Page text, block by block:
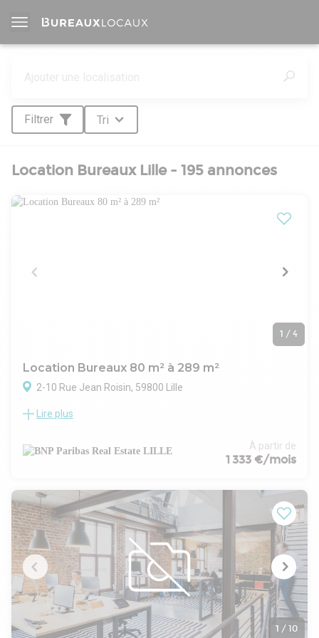
Filtrer Tri
Location Bureaux Lille - 195 annonces
1 / 4
Location Bureaux 80 m² à 289 m²
2-10 Rue Jean Roisin, 59800 Lille
LOCATION DE BUREAUX - LILLE CENTRE
surfaces de bureaux idéalement situées en plein centre de
Lille, à proximité du métro.
au R+6 : une surface de bureaux de 95m² traversant et très
lumineux
au R+7 : une surface de bureaux de 80m² en open space,
avec une belle vue sur l'arrière du bâtiment
Bénéficiez d'une localisation privilégiée à proximité
immédiate de la station de métro « Rihour », facilitant l'accès
pour vos collaborateurs.
Les nombreux services et commerces à proximité ajoutent à
l'attrait de ce bien.
Ne manquez pas cette opportunité unique d'implanter votre
Lire plus
À partir de
1 333 €/mois
1 / 10